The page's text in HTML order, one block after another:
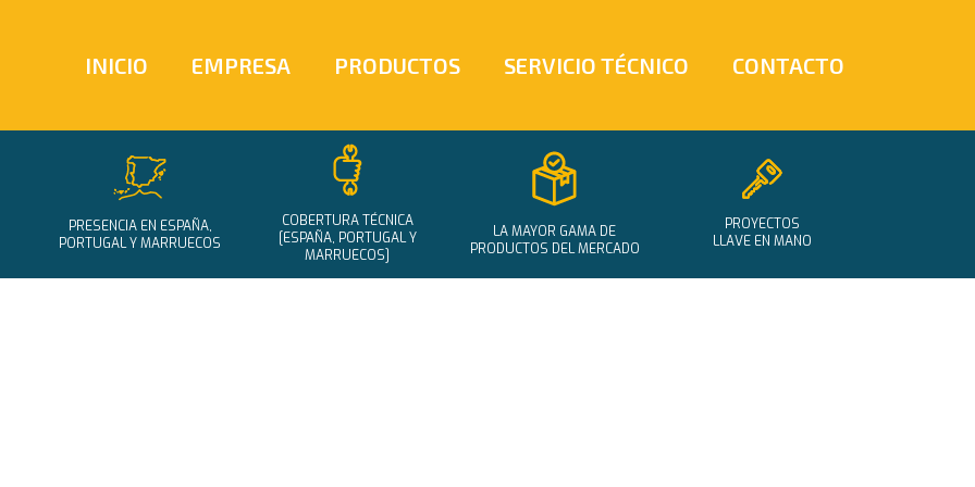
INICIO EMPRESA PRODUCTOS SERVICIO TÉCNICO CONTACTO
PRESENCIA EN ESPAÑA,
PORTUGAL Y MARRUECOS
COBERTURA TÉCNICA
[ESPAÑA, PORTUGAL Y
MARRUECOS]
LA MAYOR GAMA DE
PRODUCTOS DEL MERCADO
PROYECTOS
LLAVE EN MANO